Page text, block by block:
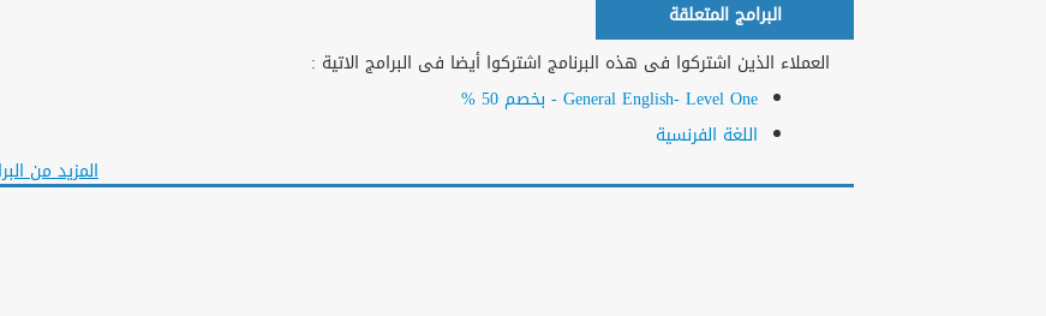
البرامج المتعلقة
العملاء الذين اشتركوا فى هذه البرنامج اشتركوا أيضا فى البرامج الاتية :
General English- Level One - بخصم 50 %
اللغة الفرنسية
المزيد من